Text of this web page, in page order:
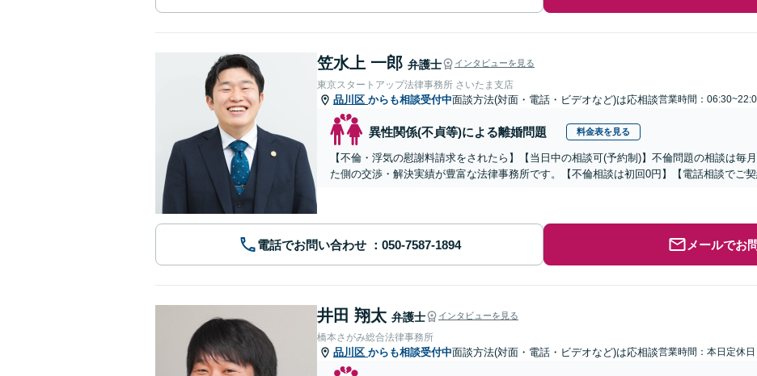
笠水上 一郎 弁護士 インタビューを見る
東京スタートアップ法律事務所 さいたま支店
品川区 からも相談受付中面談方法(対面・電話・ビデオなど)は応相談営業時間：
異性関係(不貞等)による離婚問題 料金表を見る
【不倫・浮気の慰謝料請求をされたら】【当日中の相談可(予約制)】不倫問題の相談は毎
た側の交渉・解決実績が豊富な法律事務所です。【不倫相談は初回0円】【電話相談でご契
電話でお問い合わせ メールでお
井田 翔太 弁護士 インタビューを見る
橋本さがみ総合法律事務所
品川区 からも相談受付中面談方法(対面・電話・ビデオなど)は応相談営業時間：本日定休日